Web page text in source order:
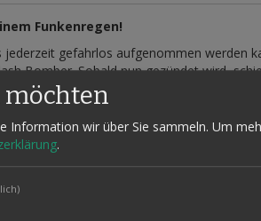
Funkenregen!
gefahrlos aufgenommen werden
Bomber. Sobald nun gezündet wird,
ist toll anzusehen und der
bei Berührung von ... usw.
Vorführungen.
Information wir über Sie sammeln. Um
.